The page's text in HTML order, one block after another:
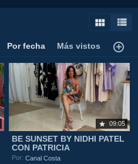
Por fecha Más vistos
09:05
BE SUNSET BY NIDHI PATEL
CON PATRICIA
Por:Canal Costa